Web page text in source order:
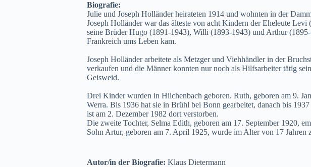
Biografie:
Julie und Joseph Holländer heirateten 1914 und wohnten in der
Joseph Holländer war das älteste von acht Kindern der Eheleute
seine Brüder Hugo (1891-1943), Willi (1893-1943) und Arthur
Frankreich ums Leben kam.
Joseph Holländer arbeitete als Metzger und Viehhändler in der
verkaufen und die Männer konnten nur noch als Hilfsarbeiter tätig
Geisweid.
Drei Kinder wurden in Hilchenbach geboren. Ruth, geboren am 9.
Werra. Bis 1936 hat sie in Brühl bei Bonn gearbeitet, danach bis
ist am 2. Dezember 1982 dort verstorben.
Die zweite Tochter, Selma Edith, geboren am 17. September 1920,
Sohn Artur, geboren am 7. April 1925, wurde im Alter von 17 Jahren
Autor/in der Biografie: Klaus Dietermann